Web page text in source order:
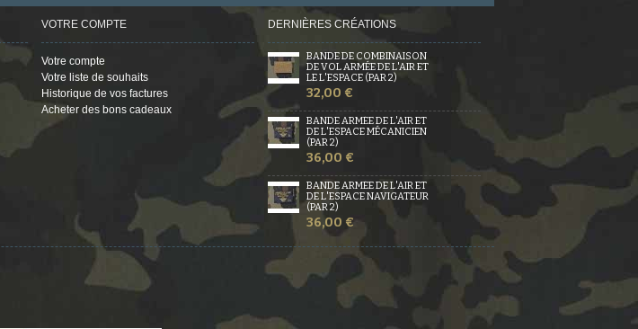
VOTRE COMPTE
Votre compte
Votre liste de souhaits
Historique de vos factures
Acheter des bons cadeaux
DERNIÈRES CRÉATIONS
BANDE DE COMBINAISON
DE VOL ARMÉE DE L'AIR ET
LE L'ESPACE (PAR 2)
32,00 €
BANDE ARMÉE DE L'AIR ET
DE L'ESPACE MÉCANICIEN
(PAR 2)
36,00 €
BANDE ARMÉE DE L'AIR ET
DE L'ESPACE NAVIGATEUR
(PAR 2)
36,00 €